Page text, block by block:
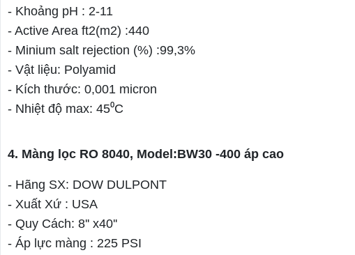
- Khoảng pH : 2-11
- Active Area ft2(m2) :440
- Minium salt rejection (%) :99,3%
- Vật liệu: Polyamid
- Kích thước: 0,001 micron
- Nhiệt độ max: 45⁰C
4. Màng lọc RO 8040, Model:BW30 -400 áp cao
- Hãng SX: DOW DULPONT
- Xuất Xứ : USA
- Quy Cách: 8'' x40''
- Áp lực màng : 225 PSI